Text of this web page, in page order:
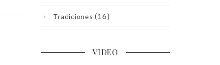
Tradiciones (16)
VIDEO